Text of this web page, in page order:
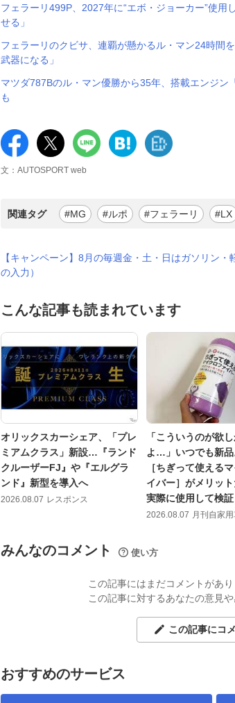
フェラーリ499P、2027年に“エボ・ジョーカー”使
せる」
フェラーリのクビサ、連覇が懸かるル・マン24時間
武器になる」
マツダ787Bのル・マン優勝から35年、搭載エンジン
も
文：AUTOSPORT web
関連タグ #MG #ルポ #フェラーリ #LX
【キャンペーン】8月の毎週金・土・日はガソリン
の入力）
こんな記事も読まれています
オリックスカーシェア、「プレ
ミアムクラス」新設…『ランド
クルーザーFJ』や『エルグラ
ンド』新型を導入へ
2026.08.07 レスポンス
「こういうのが欲
よ…」いつでも新
［ちぎって使える
イバー］がメリット
実際に使用して検証
2026.08.07 月刊自家
みんなのコメント 使い方
この記事にはまだコメントがあり
この記事に対するあなたの意見
この記事にコ
おすすめのサービス